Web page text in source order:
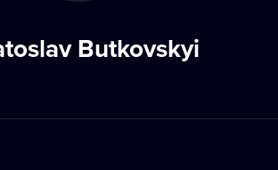
Butkovskyi